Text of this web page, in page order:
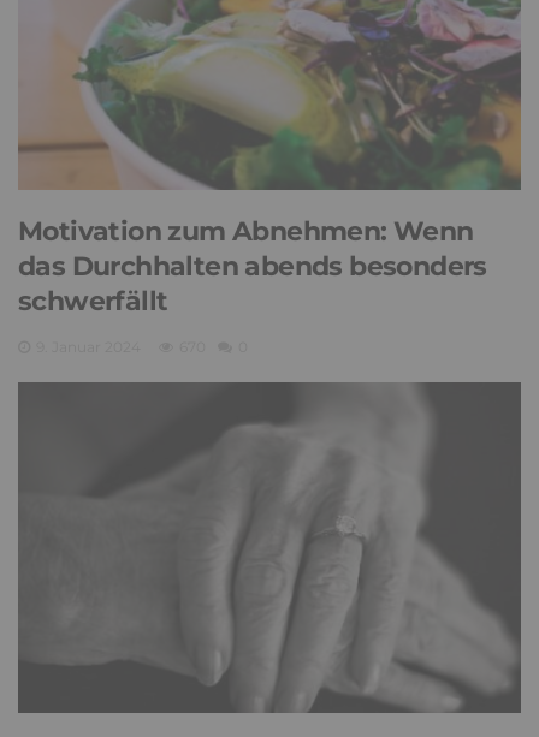
Motivation zum Abnehmen: Wenn
das Durchhalten abends besonders
schwerfällt